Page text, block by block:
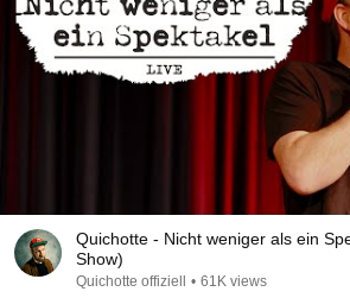
Quichotte - Nicht weniger als ein
Show)
Quichotte offiziell • 61K views